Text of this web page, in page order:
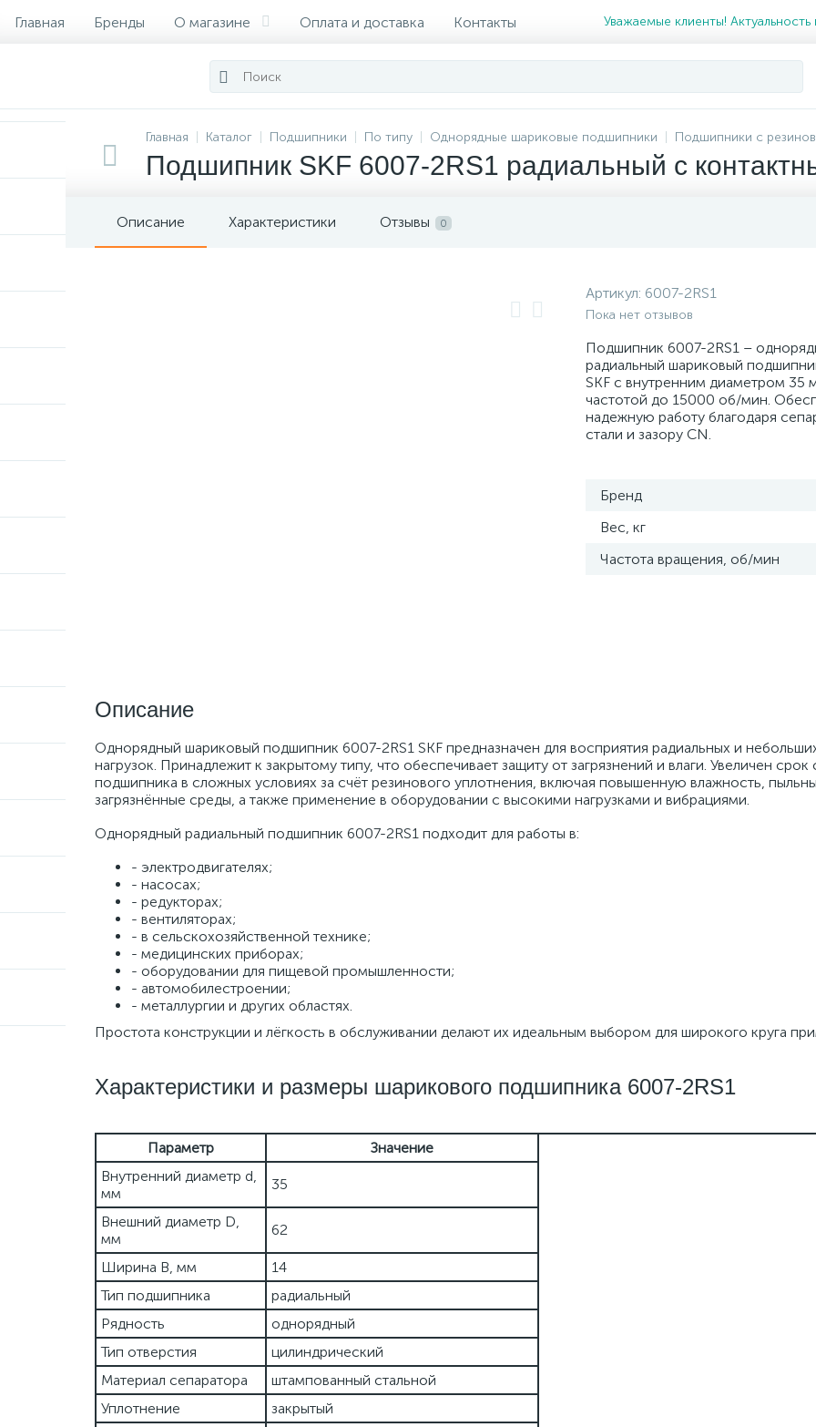
Главная Бренды О магазине Оплата и доставка Контакты Уважаемые клиенты!
Главная Каталог Подшипники По типу Однорядные шариковые подшипники Подшипники с
Подшипник SKF 6007-2RS1 радиальный с
Описание Характеристики Отзывы 0
Артикул: 6007-2RS1
Пока нет отзывов
Подшипник 6007-2RS1 –
радиальный шариковый
SKF с внутренним диаметром 35
частотой до 15000 об/мин.
надежную работу благодаря
стали и зазору CN.
Бренд
Вес, кг
Частота вращения, об/мин
Описание
Однорядный шариковый подшипник 6007-2RS1 SKF предназначен для восприятия радиальных и
нагрузок. Принадлежит к закрытому типу, что обеспечивает защиту от загрязнений и влаги. Увеличен срок
подшипника в сложных условиях за счёт резинового уплотнения, включая повышенную влажность,
загрязнённые среды, а также применение в оборудовании с высокими нагрузками и вибрациями.
Однорядный радиальный подшипник 6007-2RS1 подходит для работы в:
- электродвигателях;
- насосах;
- редукторах;
- вентиляторах;
- в сельскохозяйственной технике;
- медицинских приборах;
- оборудовании для пищевой промышленности;
- автомобилестроении;
- металлургии и других областях.
Простота конструкции и лёгкость в обслуживании делают их идеальным выбором для широкого круга
Характеристики и размеры шарикового подшипника 6007-2RS1
Параметр
Значение
Внутренний диаметр d,
мм
35
Внешний диаметр D,
мм
62
Ширина B, мм
14
Тип подшипника
радиальный
Рядность
однорядный
Тип отверстия
цилиндрический
Материал сепаратора
штампованный стальной
Уплотнение
закрытый